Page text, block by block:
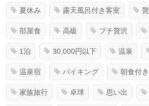
夏休み 露天風呂付き客室
部屋食 高級 プチ贅沢
1泊 30,000円以下 温泉
温泉宿 バイキング 朝食付き
家族旅行 卓球 思い出